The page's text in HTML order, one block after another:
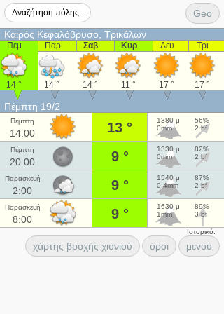
Geo
Καιρός Κεφαλόβρυσο, Τρικάλων
Πεμ
14 °
Παρ
14 °
Σαβ
14 °
Κυρ
11 °
Δευ
17 °
Τρι
17 °
Πέμπτη 19/2
Πέμπτη
14:00 13 °
1380 μ
0mm
56%
2 bf
Πέμπτη
20:00 9 °
1330 μ
0mm
82%
2 bf
Παρασκευή
2:00 9 °
1540 μ
0.4mm
87%
2 bf
Παρασκευή
8:00 9 °
1630 μ
1mm
89%
3 bf
Ιστορικό:
χάρτης βροχής χιονιού όροι μενού